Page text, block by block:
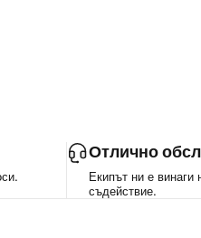
Отлично
Екипът ни е винаги
съдействие.